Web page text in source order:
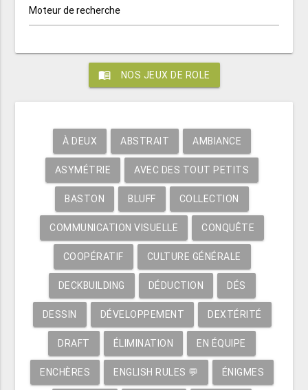
Moteur de recherche
menu_book NOS JEUX DE ROLE
À DEUX ABSTRAIT AMBIANCE
ASYMÉTRIE AVEC DES TOUT PETITS
BASTON BLUFF COLLECTION
COMMUNICATION VISUELLE CONQUÊTE
COOPÉRATIF CULTURE GÉNÉRALE
DECKBUILDING DÉDUCTION DÉS
DESSIN DÉVELOPPEMENT DEXTÉRITÉ
DRAFT ÉLIMINATION EN ÉQUIPE
ENCHÈRES ENGLISH RULES 💬 ÉNIGMES